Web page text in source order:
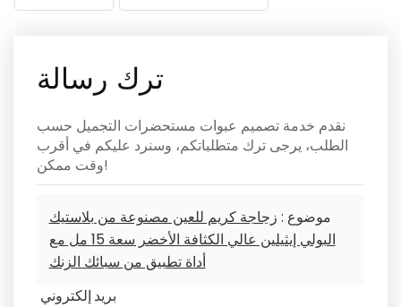
ترك رسالة
نقدم خدمة تصميم عبوات مستحضرات التجميل حسب
الطلب، يرجى ترك متطلباتكم، وسنرد عليكم في أقرب
وقت ممكن!
موضوع : زجاجة كريم للعين مصنوعة من بلاستيك
البولي إيثيلين عالي الكثافة الأخضر سعة 15 مل مع
أداة تطبيق من سبائك الزنك
بريد إلكتروني